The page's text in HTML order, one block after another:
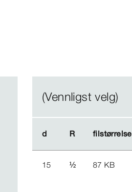
(Vennligst velg)
d R filstørrelse
d R filstørrelse
15 ½ 87 KB